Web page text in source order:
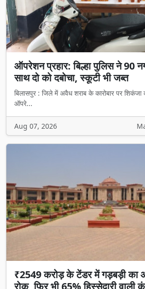
ऑपरेशन प्रहार: बिल्हा पुलिस ने 90
साथ दो को दबोचा, स्कूटी भी जब्त
बिलासपुर : जिले में अवैध शराब के कारोबार पर शिकंजा
ऑपरे...
Aug 07, 2026
₹2549 करोड़ के टेंडर में गड़बड़ी का
रोक, फिर भी 65% हिस्सेदारी वाली